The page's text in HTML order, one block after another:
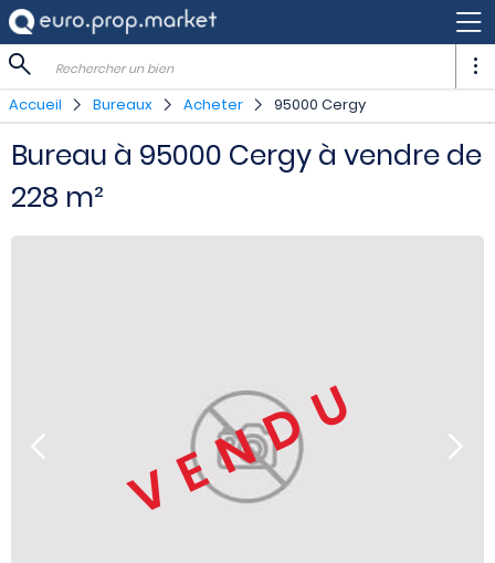
Rechercher un bien
Accueil Bureaux Acheter 95000 Cergy
Bureau à 95000 Cergy à vendre de
228 m²
VENDU